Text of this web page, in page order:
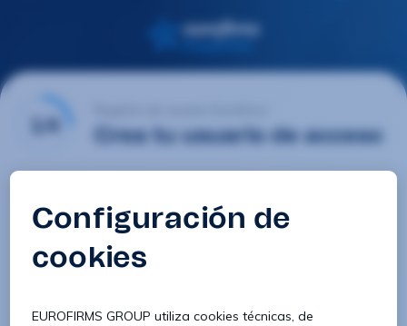
1/4 Crea tu usuario de acceso
Contraseña